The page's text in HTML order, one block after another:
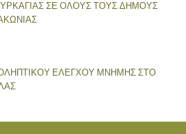
ΣΕ ΟΛΟΥΣ ΤΟΥΣ ΔΗΜΟΥΣ
ΕΛΕΓΧΟΥ ΜΝΗΜΗΣ ΣΤΟ